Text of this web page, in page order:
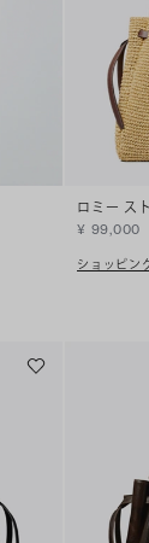
ロミー ス
¥ 99,000
ショッピン